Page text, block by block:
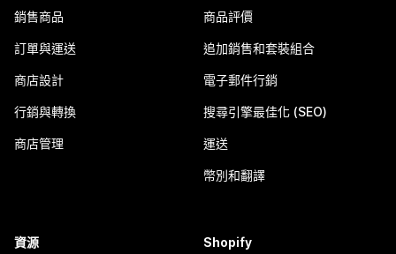
銷售商品
訂單與運送
商店設計
行銷與轉換
商店管理
商品評價
追加銷售和套裝組合
電子郵件行銷
搜尋引擎最佳化 (SEO)
運送
幣別和翻譯
資源 Shopify